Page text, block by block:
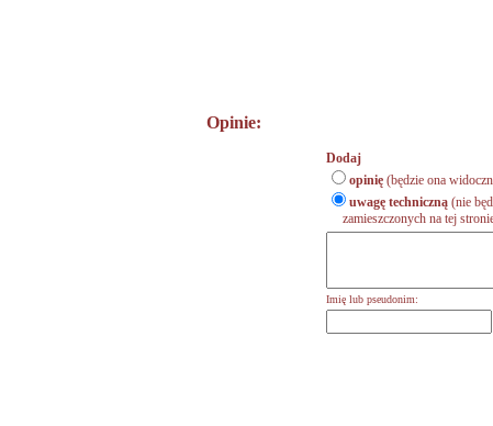
Opinie:
Dodaj
opinię (będzie ona
uwagę techniczną (nie
zamieszczonych na tej
Imię lub pseudonim: